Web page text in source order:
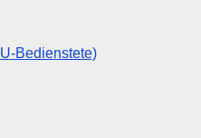
Bedienstete)